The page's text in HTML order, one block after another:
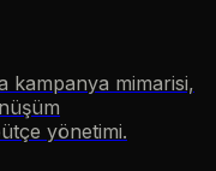
kampanya mimarisi,
yönetimi.